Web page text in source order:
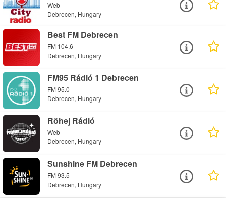
Web
Debrecen, Hungary
Best FM Debrecen
FM 104.6
Debrecen, Hungary
FM95 Rádió 1 Debrecen
FM 95.0
Debrecen, Hungary
Röhej Rádió
Web
Debrecen, Hungary
Sunshine FM Debrecen
FM 93.5
Debrecen, Hungary